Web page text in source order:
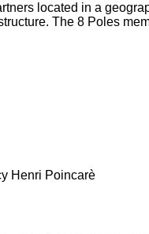
located in a
The 8 Poles
Henri Poincarè